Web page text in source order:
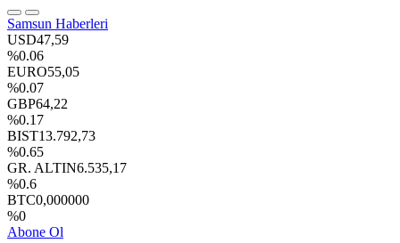
Samsun Haberleri
USD47,59
%0.06
EURO55,05
%0.07
GBP64,22
%0.17
BIST13.792,73
%0.65
GR. ALTIN6.535,17
%0.6
BTC0,000000
%0
Abone Ol